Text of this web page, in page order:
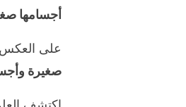
أجسامها
على العكس
صغيرة